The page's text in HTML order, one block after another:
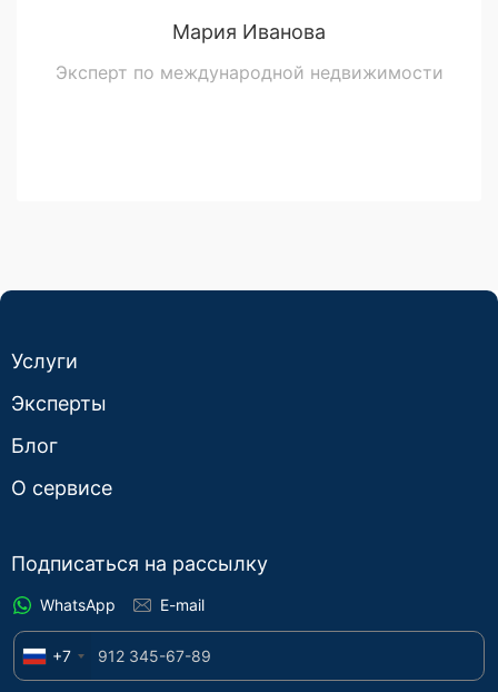
Мария Иванова
Эксперт по международной недвижимости
Услуги
Эксперты
Блог
О сервисе
Подписаться на рассылку
WhatsApp E-mail
+7